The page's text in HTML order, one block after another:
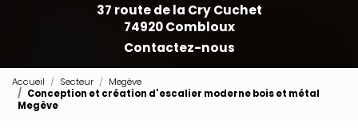
37 route de la Cry Cuchet
74920 Combloux
Contactez-nous
Accueil Secteur
Megève
Conception et création d'escalier moderne bois et métal
Megève